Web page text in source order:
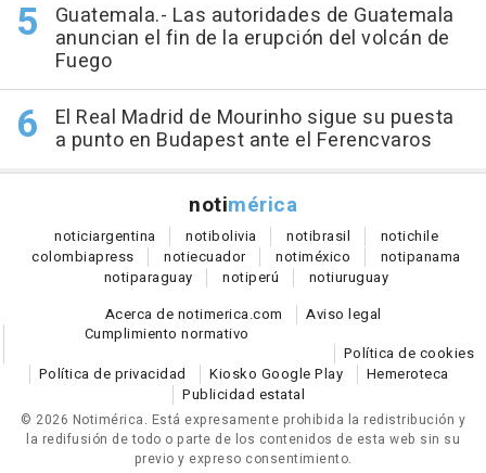
Guatemala.- Las autoridades de Guatemala
anuncian el fin de la erupción del volcán de
Fuego
El Real Madrid de Mourinho sigue su puesta
a punto en Budapest ante el Ferencvaros
notimérica
noticiargentina notibolivia notibrasil notichile
colombiapress notiecuador notiméxico notipanama
notiparaguay notiperú notiuruguay
Acerca de notimerica.com
Aviso legal
Cumplimiento normativo
Política de cookies
Política de privacidad
Kiosko Google Play
Hemeroteca
Publicidad estatal
© 2026 Notimérica. Está expresamente prohibida la redistribución y
la redifusión de todo o parte de los contenidos de esta web sin su
previo y expreso consentimiento.